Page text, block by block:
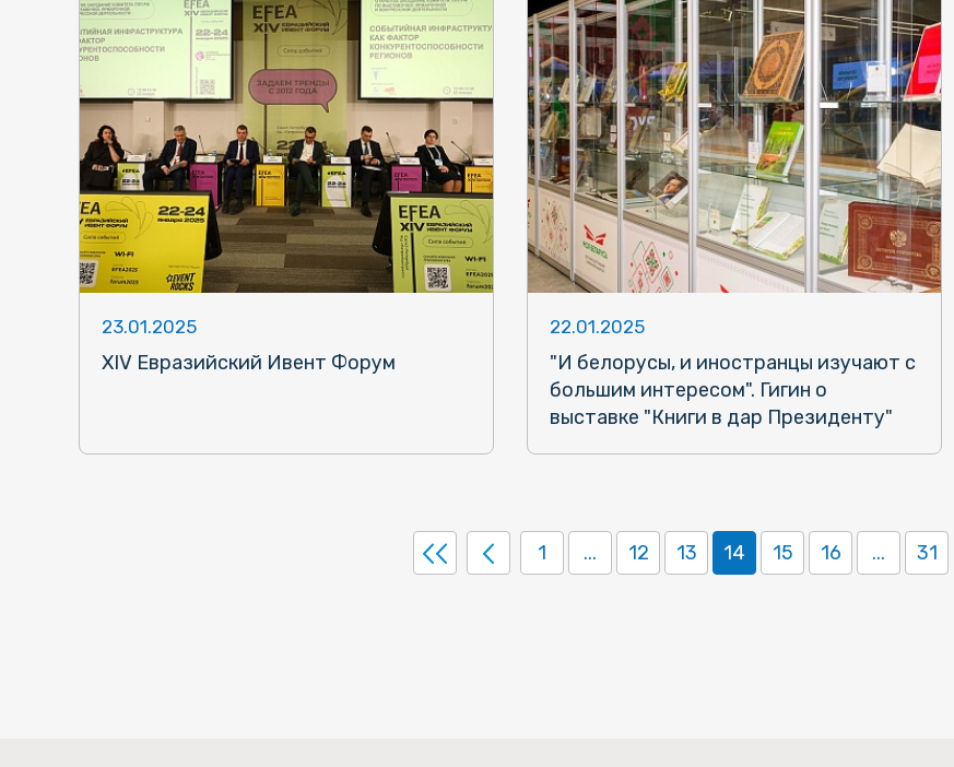
23.01.2025
XIV Евразийский Ивент Форум
22.01.2025
"И белорусы, и иностранцы изучают с
большим интересом". Гигин о
выставке "Книги в дар Президенту"
1 ... 12 13 14 15 16 ... 31